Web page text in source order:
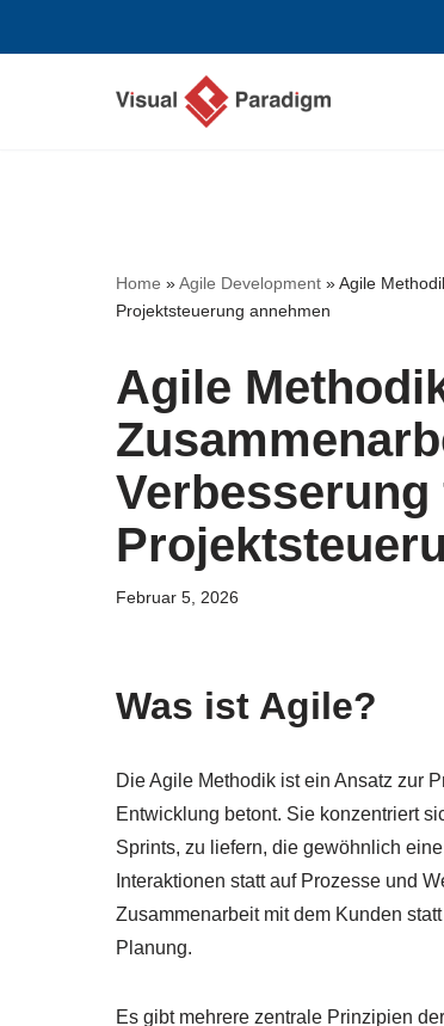
Home »Agile Development »Agile
Projektsteuerung annehmen
Agile
Februar 5, 2026
Was ist Agile?
Die Agile Methodik ist ein Ansatz zur
Entwicklung betont. Sie konzentriert
Sprints, zu liefern, die gewöhnlich
Interaktionen statt auf Prozesse und
Zusammenarbeit mit dem Kunden
Planung.
Es gibt mehrere zentrale Prinzipien